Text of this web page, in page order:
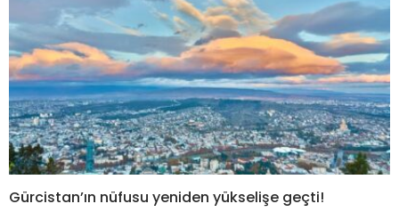
Gürcistan’ın nüfusu yeniden yükselişe geçti!